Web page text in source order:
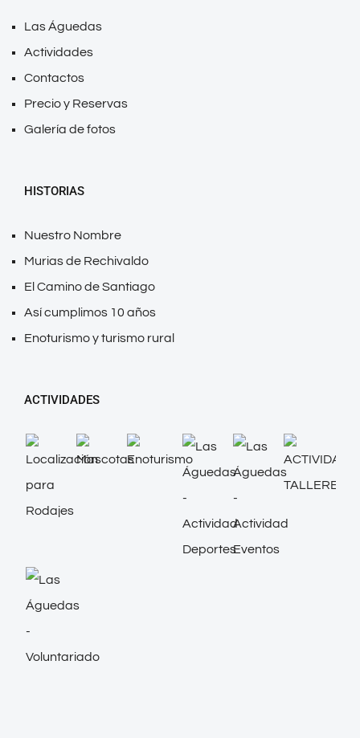
Las Águedas
Actividades
Contactos
Precio y Reservas
Galería de fotos
HISTORIAS
Nuestro Nombre
Murias de Rechivaldo
El Camino de Santiago
Así cumplimos 10 años
Enoturismo y turismo rural
ACTIVIDADES